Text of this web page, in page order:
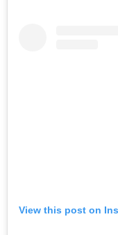
View this post on